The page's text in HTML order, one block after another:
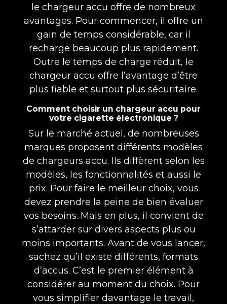
le chargeur accu offre de nombreux
avantages. Pour commencer, il offre un
gain de temps considérable, car il
recharge beaucoup plus rapidement.
Outre le temps de charge réduit, le
chargeur accu offre l’avantage d’être
plus fiable et surtout plus sécuritaire.
Comment choisir un chargeur accu pour
votre cigarette électronique ?
Sur le marché actuel, de nombreuses
marques proposent différents modèles
de chargeurs accu. Ils diffèrent selon les
modèles, les fonctionnalités et aussi le
prix. Pour faire le meilleur choix, vous
devez prendre la peine de bien évaluer
vos besoins. Mais en plus, il convient de
s’attarder sur divers aspects plus ou
moins importants. Avant de vous lancer,
sachez qu’il existe différents, formats
d’accus. C’est le premier élément à
considérer au moment du choix. Pour
vous simplifier davantage le travail,